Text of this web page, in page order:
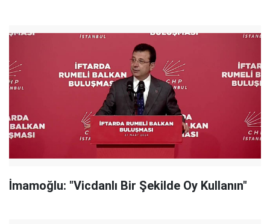
İmamoğlu: "Vicdanlı Bir Şekilde Oy Kullanın"